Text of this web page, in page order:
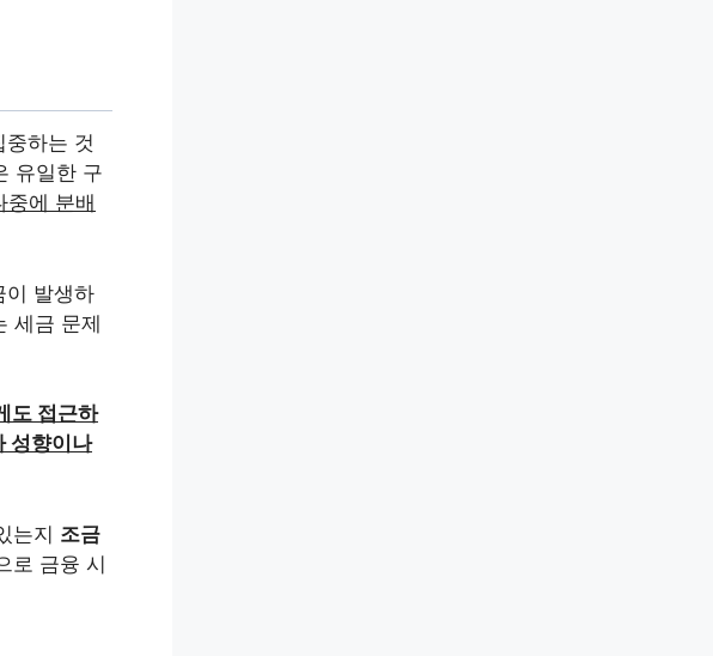
하는 것
유일한 구
에 분배
이 발생하
세금 문제
도 접근하
성향이나
는지 조금
로 금융 시